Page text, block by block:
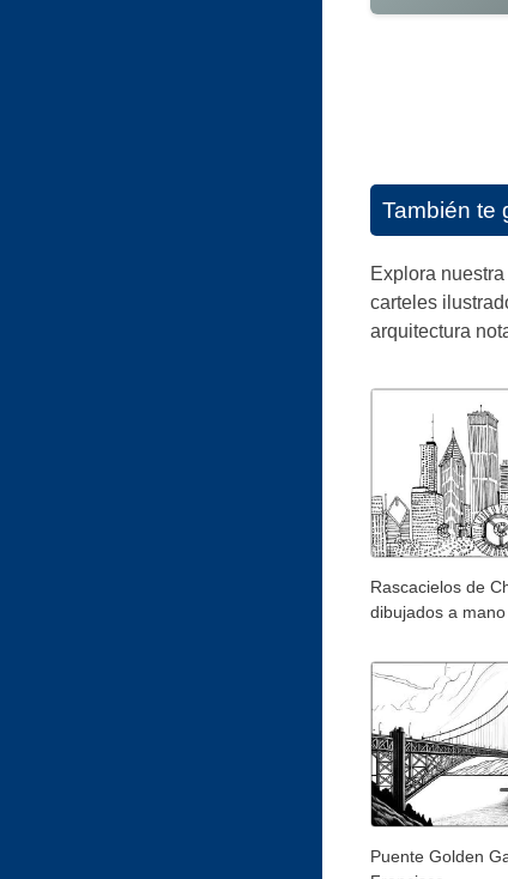
También te
Explora
carteles
arquitectura
Rascacielos de
dibujados a mano
Puente Golden